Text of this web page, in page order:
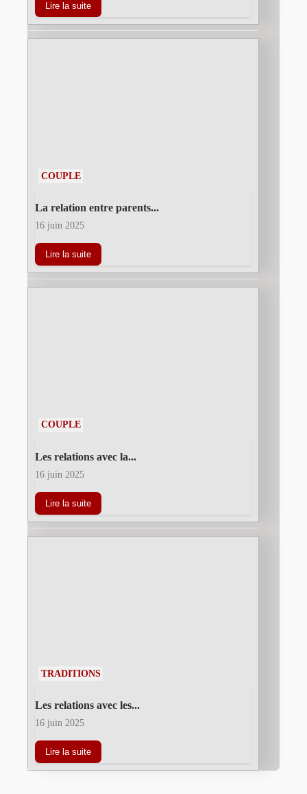
Lire la suite
COUPLE
La relation entre parents...
16 juin 2025
Lire la suite
COUPLE
Les relations avec la...
16 juin 2025
Lire la suite
TRADITIONS
Les relations avec les...
16 juin 2025
Lire la suite